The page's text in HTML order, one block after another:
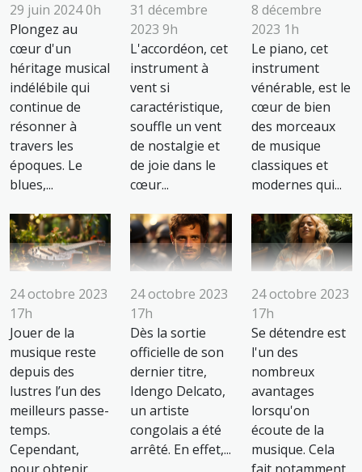
29 juin 2024 0h
Plongez au
cœur d'un
héritage musical
indélébile qui
continue de
résonner à
travers les
époques. Le
blues,...
31 décembre
2023 9h
L'accordéon, cet
instrument à
vent si
caractéristique,
souffle un vent
de nostalgie et
de joie dans le
cœur...
8 décembre
2023 1h
Le piano, cet
instrument
vénérable, est le
cœur de bien
des morceaux
de musique
classiques et
modernes qui...
24 octobre 2023
17h
Jouer de la
musique reste
depuis des
lustres l’un des
meilleurs passe-
temps.
Cependant,
24 octobre 2023
17h
Dès la sortie
officielle de son
dernier titre,
Idengo Delcato,
un artiste
congolais a été
arrêté. En effet,...
24 octobre 2023
17h
Se détendre est
l'un des
nombreux
avantages
lorsqu'on
écoute de la
musique. Cela